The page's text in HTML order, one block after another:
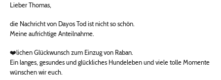
Lieber Thomas,
die Nachricht von Dayos Tod ist nicht so schön.
Meine aufrichtige Anteilnahme.
❤️lichen Glückwunsch zum Einzug von Raban.
Ein langes, gesundes und glückliches Hundeleben und viele tolle Momente
wünschen wir euch.